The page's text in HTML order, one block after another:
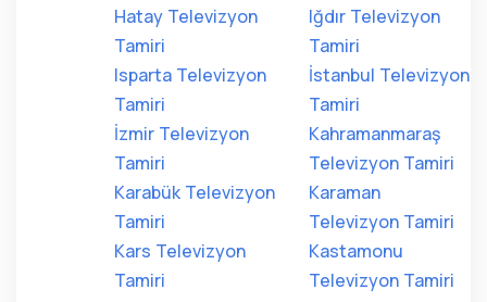
Hatay Televizyon
Tamiri
Iğdır Televizyon
Tamiri
Isparta Televizyon
Tamiri
İstanbul Televizyon
Tamiri
İzmir Televizyon
Tamiri
Kahramanmaraş
Televizyon Tamiri
Karabük Televizyon
Tamiri
Karaman
Televizyon Tamiri
Kars Televizyon
Tamiri
Kastamonu
Televizyon Tamiri